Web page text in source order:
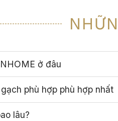
ở đâu
phù hợp phù hợp nhất
lâu?